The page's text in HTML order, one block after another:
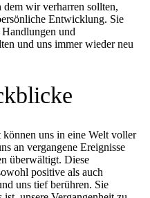
wir verharren sollten,
Entwicklung. Sie
und
und uns immer wieder neu
uns in eine Welt voller
an vergangene Ereignisse
überwältigt. Diese
positive als auch
uns tief berühren. Sie